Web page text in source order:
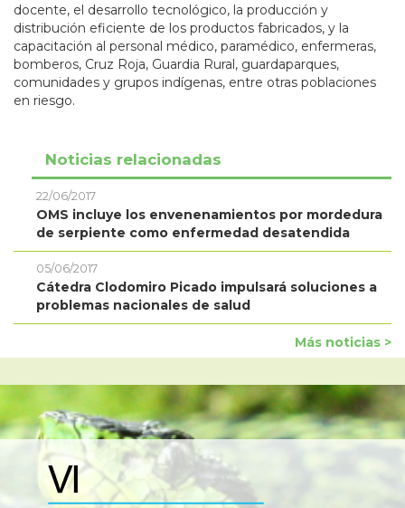
docente, el desarrollo tecnológico, la producción y
distribución eficiente de los productos fabricados, y la
capacitación al personal médico, paramédico, enfermeras,
bomberos, Cruz Roja, Guardia Rural, guardaparques,
comunidades y grupos indígenas, entre otras poblaciones
en riesgo.
Noticias relacionadas
22/06/2017
OMS incluye los envenenamientos por mordedura
de serpiente como enfermedad desatendida
05/06/2017
Cátedra Clodomiro Picado impulsará soluciones a
problemas nacionales de salud
Más noticias >